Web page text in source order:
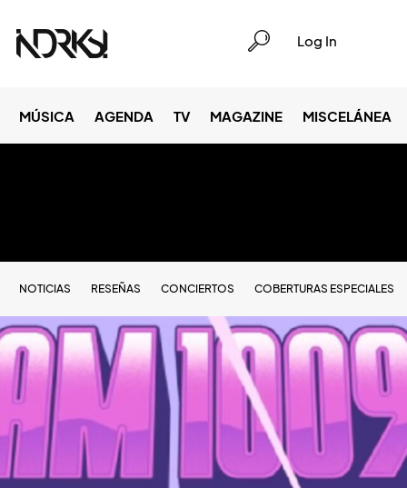
Log In
MÚSICA AGENDA TV MAGAZINE MISCELÁNEA
NOTICIAS RESEÑAS CONCIERTOS COBERTURAS ESPECIALES